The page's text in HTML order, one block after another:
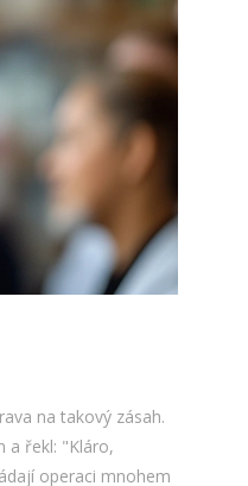
na takový zásah.
a řekl: "Kláro,
operaci mnohem